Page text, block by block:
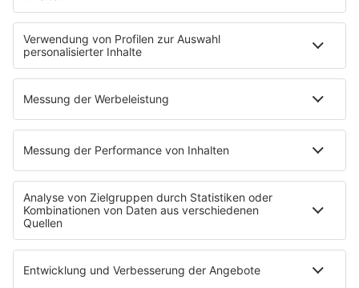
Jobbörse
Tipps und Tricks
SALÜ BONUS
INSIDE / B2B
B2B / Mediadaten
Empfang (DAB+, UKW, IP)
RADIO SALÜ Team